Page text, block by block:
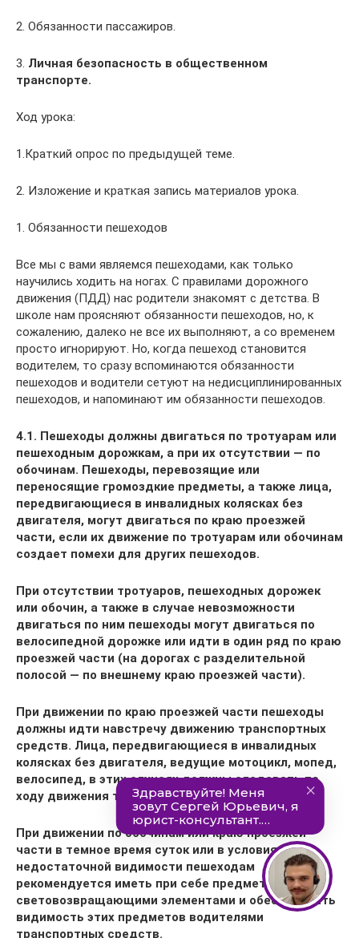
2. Обязанности пассажиров.
3. Личная безопасность в общественном
транспорте.
Ход урока:
1.Краткий опрос по предыдущей теме.
2. Изложение и краткая запись материалов урока.
1. Обязанности пешеходов
Все мы с вами являемся пешеходами, как только
научились ходить на ногах. С правилами дорожного
движения (ПДД) нас родители знакомят с детства. В
школе нам проясняют обязанности пешеходов, но, к
сожалению, далеко не все их выполняют, а со временем
просто игнорируют. Но, когда пешеход становится
водителем, то сразу вспоминаются обязанности
пешеходов и водители сетуют на недисциплинированных
пешеходов, и напоминают им обязанности пешеходов.
4.1. Пешеходы должны двигаться по тротуарам или
пешеходным дорожкам, а при их отсутствии — по
обочинам. Пешеходы, перевозящие или
переносящие громоздкие предметы, а также лица,
передвигающиеся в инвалидных колясках без
двигателя, могут двигаться по краю проезжей
части, если их движение по тротуарам или обочинам
создает помехи для других пешеходов.
При отсутствии тротуаров, пешеходных дорожек
или обочин, а также в случае невозможности
двигаться по ним пешеходы могут двигаться по
велосипедной дорожке или идти в один ряд по краю
проезжей части (на дорогах с разделительной
полосой — по внешнему краю проезжей части).
При движении по краю проезжей части пешеходы
должны идти навстречу движению транспортных
средств. Лица, передвигающиеся в инвалидных
колясках без двигателя, ведущие мотоцикл, мопед,
велосипед, в этих случаях должны следовать по
ходу движения транспортных средств.
При движении по обочинам или краю проезжей
части в темное время суток или в условиях
недостаточной видимости пешеходам
рекомендуется иметь при себе предметы со
световозвращающими элементами и обеспечивать
видимость этих предметов водителями
транспортных средств.